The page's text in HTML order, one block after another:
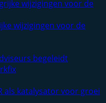
wijzigingen voor de
begeleidt
als katalysator voor groei